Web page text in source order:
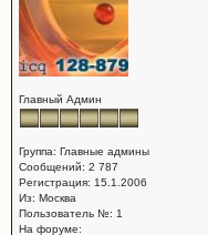
Главный Админ
Группа: Главные админы
Сообщений: 2 787
Регистрация: 15.1.2006
Из: Москва
Пользователь №: 1
На форуме: